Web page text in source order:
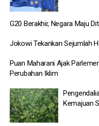
G20 Berakhir, Negara Maju
Jokowi Tekankan Sejumlah
Puan Maharani Ajak
Perubahan Iklim
Kemajuan